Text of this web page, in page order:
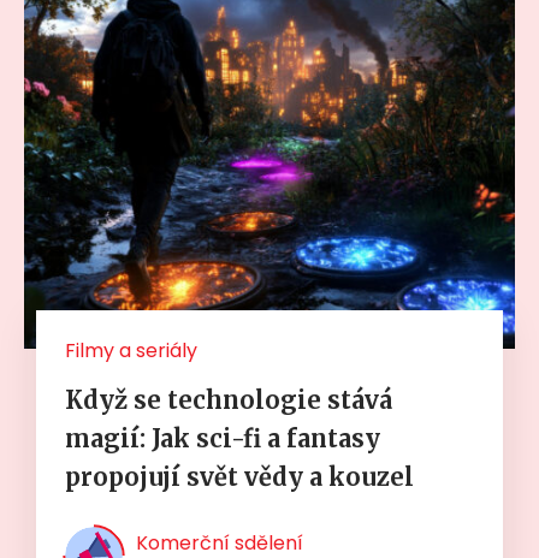
Filmy a seriály
Když se technologie stává
magií: Jak sci-fi a fantasy
propojují svět vědy a kouzel
Komerční sdělení